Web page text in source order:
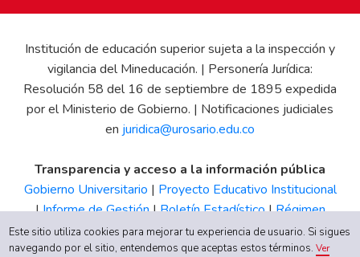
Institución de educación superior sujeta a la inspección y
vigilancia del Mineducación. | Personería Jurídica:
Resolución 58 del 16 de septiembre de 1895 expedida
por el Ministerio de Gobierno. | Notificaciones judiciales
en juridica@urosario.edu.co
Transparencia y acceso a la información pública
Gobierno Universitario | Proyecto Educativo Institucional
|Informe de Gestión|Boletín Estadístico|Régimen
Tributario|Estados Financieros |Código de Ética| Canal
de Integridad UR
Este sitio utiliza cookies para mejorar tu experiencia de usuario. Si sigues
navegando por el sitio, entendemos que aceptas estos términos.Ver